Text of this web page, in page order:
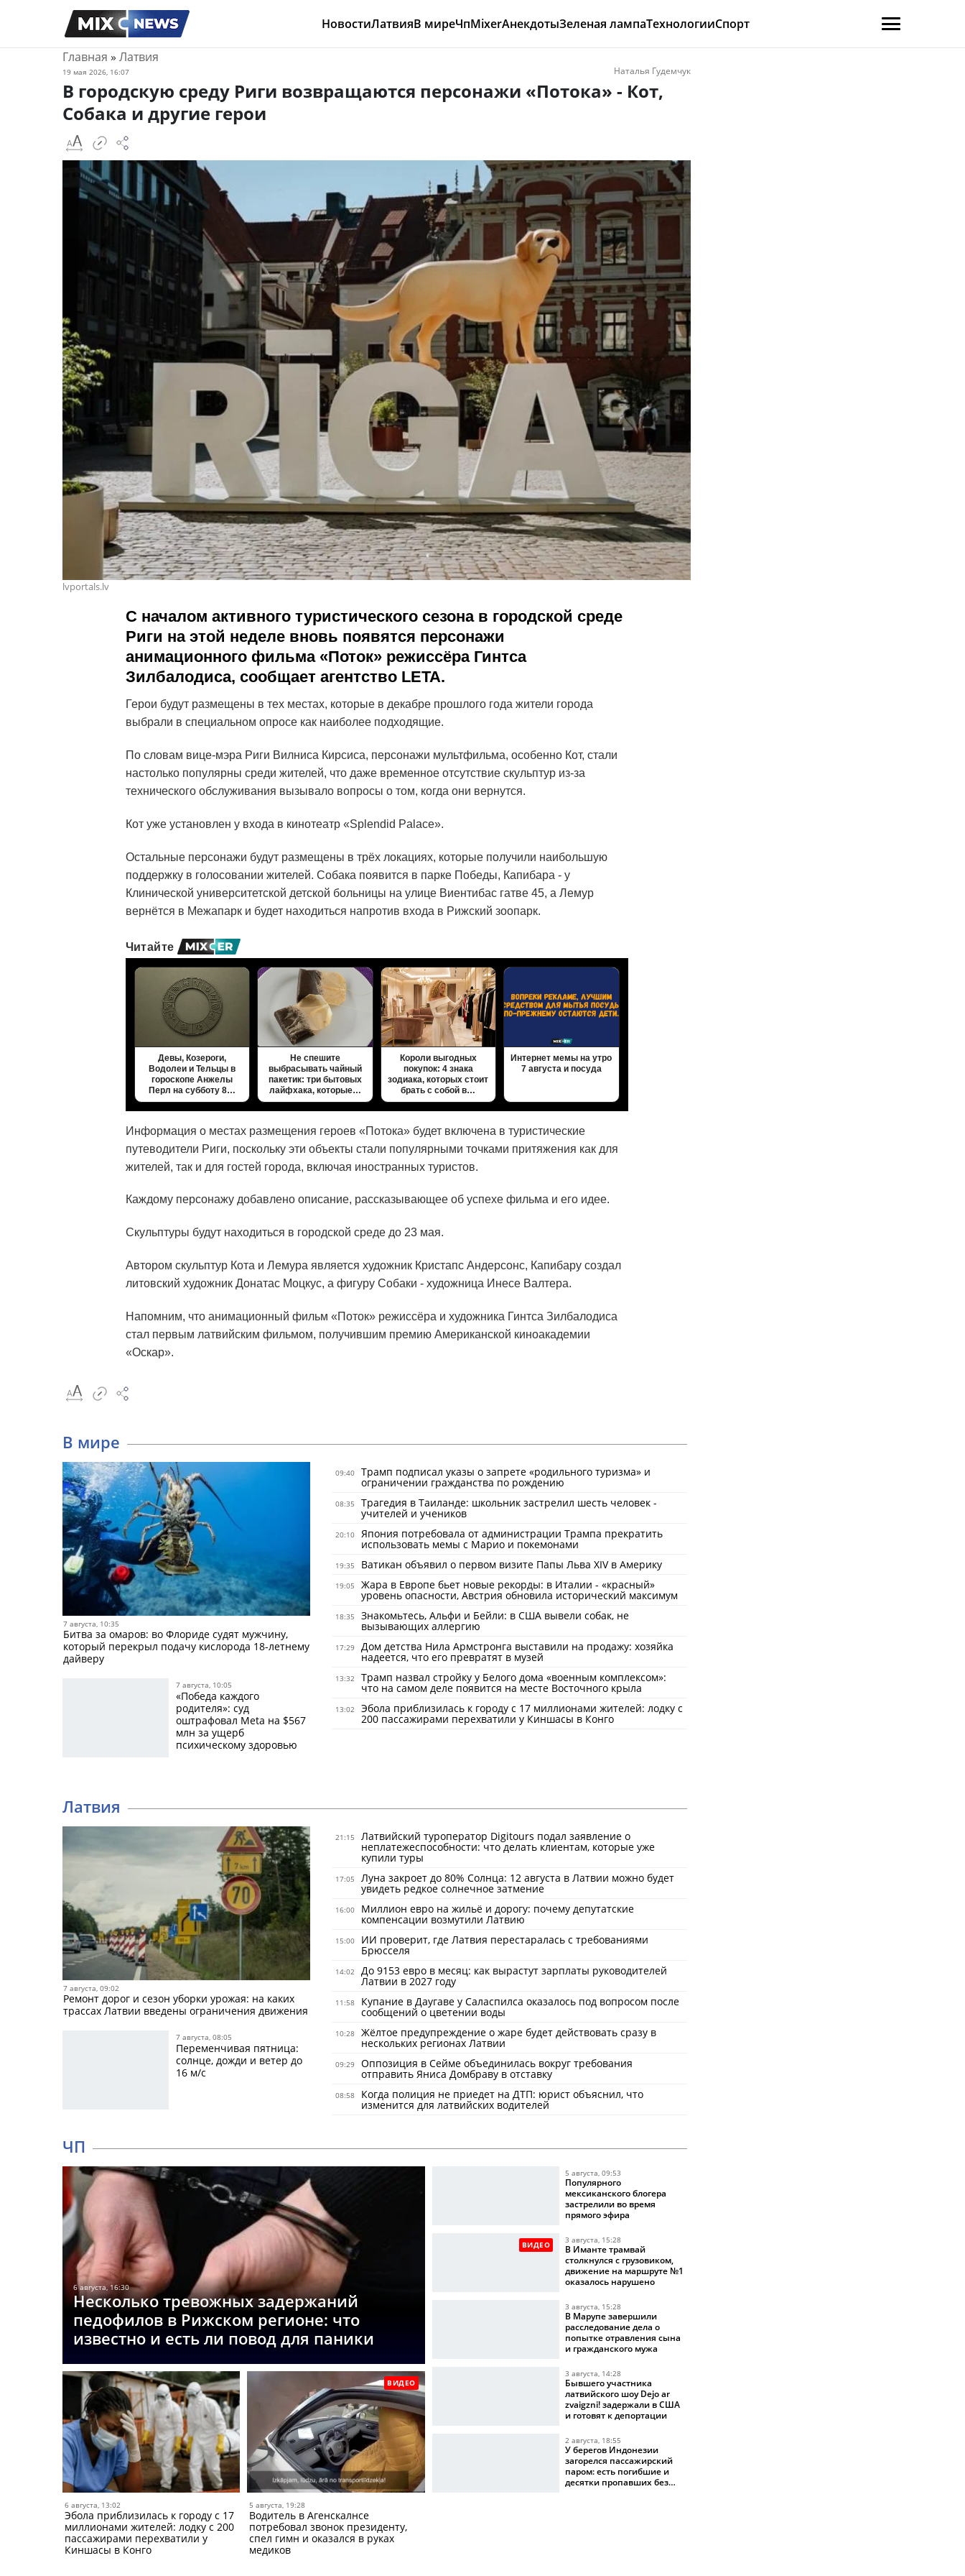
НовостиЛатвияВ миреЧпMixerАнекдотыЗеленая лампаТехнологииСпорт
Главная » Латвия
19 мая 2026, 16:07 Наталья Гудемчук
В городскую среду Риги возвращаются персонажи «Потока» - Кот,
Собака и другие герои
lvportals.lv
С началом активного туристического сезона в городской среде
Риги на этой неделе вновь появятся персонажи
анимационного фильма «Поток» режиссёра Гинтса
Зилбалодиса, сообщает агентство LETA.
Герои будут размещены в тех местах, которые в декабре прошлого года жители города
выбрали в специальном опросе как наиболее подходящие.
По словам вице-мэра Риги Вилниса Кирсиса, персонажи мультфильма, особенно Кот, стали
настолько популярны среди жителей, что даже временное отсутствие скульптур из-за
технического обслуживания вызывало вопросы о том, когда они вернутся.
Кот уже установлен у входа в кинотеатр «Splendid Palace».
Остальные персонажи будут размещены в трёх локациях, которые получили наибольшую
поддержку в голосовании жителей. Собака появится в парке Победы, Капибара - у
Клинической университетской детской больницы на улице Виентибас гатве 45, а Лемур
вернётся в Межапарк и будет находиться напротив входа в Рижский зоопарк.
Читайте
Девы, Козероги,
Водолеи и Тельцы в
гороскопе Анжелы
Перл на субботу 8…
Не спешите
выбрасывать чайный
пакетик: три бытовых
лайфхака, которые…
Короли выгодных
покупок: 4 знака
зодиака, которых стоит
брать с собой в…
Интернет мемы на утро
7 августа и посуда
Информация о местах размещения героев «Потока» будет включена в туристические
путеводители Риги, поскольку эти объекты стали популярными точками притяжения как для
жителей, так и для гостей города, включая иностранных туристов.
Каждому персонажу добавлено описание, рассказывающее об успехе фильма и его идее.
Скульптуры будут находиться в городской среде до 23 мая.
Автором скульптур Кота и Лемура является художник Кристапс Андерсонс, Капибару создал
литовский художник Донатас Моцкус, а фигуру Собаки - художница Инесе Валтера.
Напомним, что анимационный фильм «Поток» режиссёра и художника Гинтса Зилбалодиса
стал первым латвийским фильмом, получившим премию Американской киноакадемии
«Оскар».
В мире
7 августа, 10:35
Битва за омаров: во Флориде судят мужчину,
который перекрыл подачу кислорода 18-летнему
дайверу
7 августа, 10:05
«Победа каждого
родителя»: суд
оштрафовал Meta на $567
млн за ущерб
психическому здоровью
09:40 Трамп подписал указы о запрете «родильного туризма» и
ограничении гражданства по рождению
08:35 Трагедия в Таиланде: школьник застрелил шесть человек -
учителей и учеников
20:10 Япония потребовала от администрации Трампа прекратить
использовать мемы с Марио и покемонами
19:35 Ватикан объявил о первом визите Папы Льва XIV в Америку
19:05 Жара в Европе бьет новые рекорды: в Италии - «красный»
уровень опасности, Австрия обновила исторический максимум
18:35 Знакомьтесь, Альфи и Бейли: в США вывели собак, не
вызывающих аллергию
17:29 Дом детства Нила Армстронга выставили на продажу: хозяйка
надеется, что его превратят в музей
13:32 Трамп назвал стройку у Белого дома «военным комплексом»:
что на самом деле появится на месте Восточного крыла
13:02 Эбола приблизилась к городу с 17 миллионами жителей: лодку с
200 пассажирами перехватили у Киншасы в Конго
Латвия
7 августа, 09:02
Ремонт дорог и сезон уборки урожая: на каких
трассах Латвии введены ограничения движения
7 августа, 08:05
Переменчивая пятница:
солнце, дожди и ветер до
16 м/с
21:15 Латвийский туроператор Digitours подал заявление о
неплатежеспособности: что делать клиентам, которые уже
купили туры
17:05 Луна закроет до 80% Солнца: 12 августа в Латвии можно будет
увидеть редкое солнечное затмение
16:00 Миллион евро на жильё и дорогу: почему депутатские
компенсации возмутили Латвию
15:00 ИИ проверит, где Латвия перестаралась с требованиями
Брюсселя
14:02 До 9153 евро в месяц: как вырастут зарплаты руководителей
Латвии в 2027 году
11:58 Купание в Даугаве у Саласпилса оказалось под вопросом после
сообщений о цветении воды
10:28 Жёлтое предупреждение о жаре будет действовать сразу в
нескольких регионах Латвии
09:29 Оппозиция в Сейме объединилась вокруг требования
отправить Яниса Домбраву в отставку
08:58 Когда полиция не приедет на ДТП: юрист объяснил, что
изменится для латвийских водителей
ЧП
6 августа, 16:30
Несколько тревожных задержаний
педофилов в Рижском регионе: что
известно и есть ли повод для паники
6 августа, 13:02
Эбола приблизилась к городу с 17
миллионами жителей: лодку с 200
пассажирами перехватили у
Киншасы в Конго
ВИДЕО
5 августа, 19:28
Водитель в Агенскалнсе
потребовал звонок президенту,
спел гимн и оказался в руках
медиков
5 августа, 09:53
Популярного
мексиканского блогера
застрелили во время
прямого эфира
ВИДЕО 3 августа, 15:28
В Иманте трамвай
столкнулся с грузовиком,
движение на маршруте №1
оказалось нарушено
3 августа, 15:28
В Марупе завершили
расследование дела о
попытке отравления сына
и гражданского мужа
3 августа, 14:28
Бывшего участника
латвийского шоу Dejo ar
zvaigzni! задержали в США
и готовят к депортации
2 августа, 18:55
У берегов Индонезии
загорелся пассажирский
паром: есть погибшие и
десятки пропавших без